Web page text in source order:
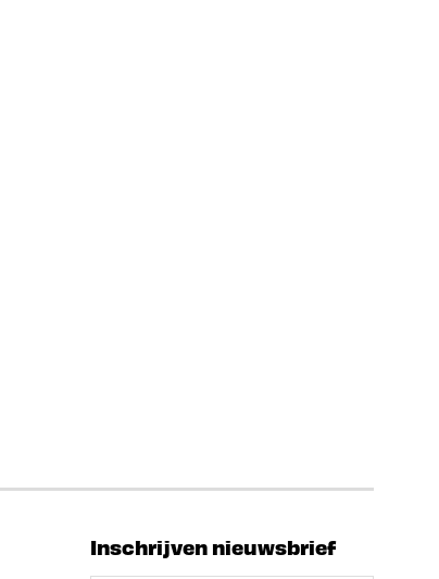
Inschrijven nieuwsbrief